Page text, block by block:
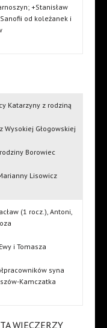
+Stanisław
od koleżanek i
Katarzyny z rodziną
Wysokiej Głogowskiej
Borowiec
Lisowicz
(1 rocz.), Antoni,
i Tomasza
syna
Kamczatka
WIECZERZY